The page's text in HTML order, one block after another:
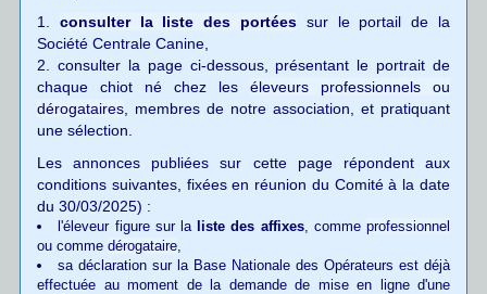
1. consulter la liste des portées sur le portail de la
Société Centrale Canine,
2. consulter la page ci-dessous, présentant le portrait de
chaque chiot né chez les éleveurs professionnels ou
dérogataires , membres de notre association, et pratiquant
une sélection.
Les annonces publiées sur cette page répondent aux
conditions suivantes, fixées en réunion du Comité à la date
du 30/03/2025) :
l'éleveur figure sur la liste des affixes, commeprofessionnel
ou comme dérogataire
sa déclaration sur la Base Nationale des Opérateurs est déjà
effectuée au moment de la demande de mise en ligne d'une